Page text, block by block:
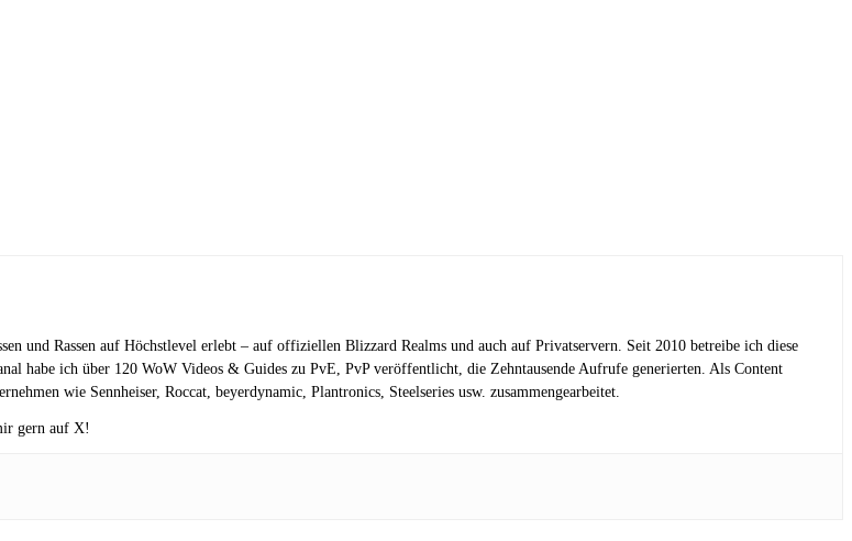
und Rassen auf Höchstlevel erlebt – auf offiziellen Blizzard Realms und auch auf Privatservern. Seit 2010 betreibe ich diese
habe ich über 120 WoW Videos & Guides zu PvE, PvP veröffentlicht, die Zehntausende Aufrufe generierten. Als Content
wie Sennheiser, Roccat, beyerdynamic, Plantronics, Steelseries usw. zusammengearbeitet.
gern auf X!